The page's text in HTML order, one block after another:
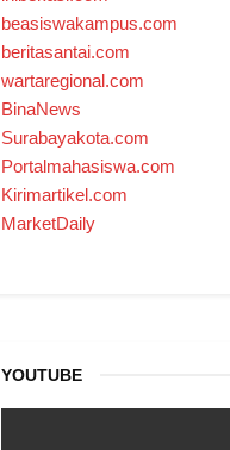
beasiswakampus.com
beritasantai.com
wartaregional.com
BinaNews
Surabayakota.com
Portalmahasiswa.com
Kirimartikel.com
MarketDaily
YOUTUBE